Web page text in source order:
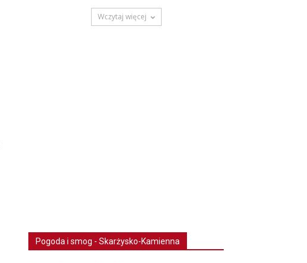
Wczytaj więcej
Pogoda i smog - Skarżysko-Kamienna